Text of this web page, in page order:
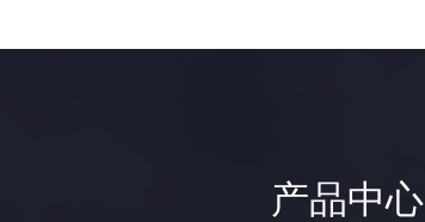
产品中心